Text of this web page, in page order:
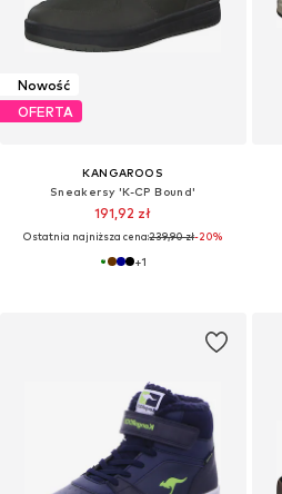
Nowość
OFERTA
KANGAROOS
Sneakersy 'K-CP Bound'
191,92 zł
Ostatnia najniższa cena:239,90 zł-20%
+1